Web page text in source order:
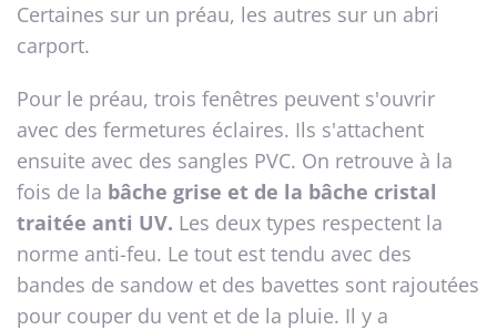
Certaines sur un préau, les autres sur un abri
carport.
Pour le préau, trois fenêtres peuvent s'ouvrir
avec des fermetures éclaires. Ils s'attachent
ensuite avec des sangles PVC. On retrouve à la
fois de la bâche grise et de la bâche cristal
traitée anti UV. Les deux types respectent la
norme anti-feu. Le tout est tendu avec des
bandes de sandow et des bavettes sont rajoutées
pour couper du vent et de la pluie. Il y a